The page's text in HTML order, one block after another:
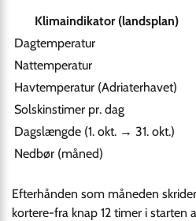
Klimaindikator (landsplan)
Dagtemperatur
Nattemperatur
Havtemperatur (Adriaterhavet)
Solskinstimer pr. dag
Dagslængde (1. okt. → 31. okt.)
Nedbør (måned)
Efterhånden som måneden
kortere-fra knap 12 timer i starten